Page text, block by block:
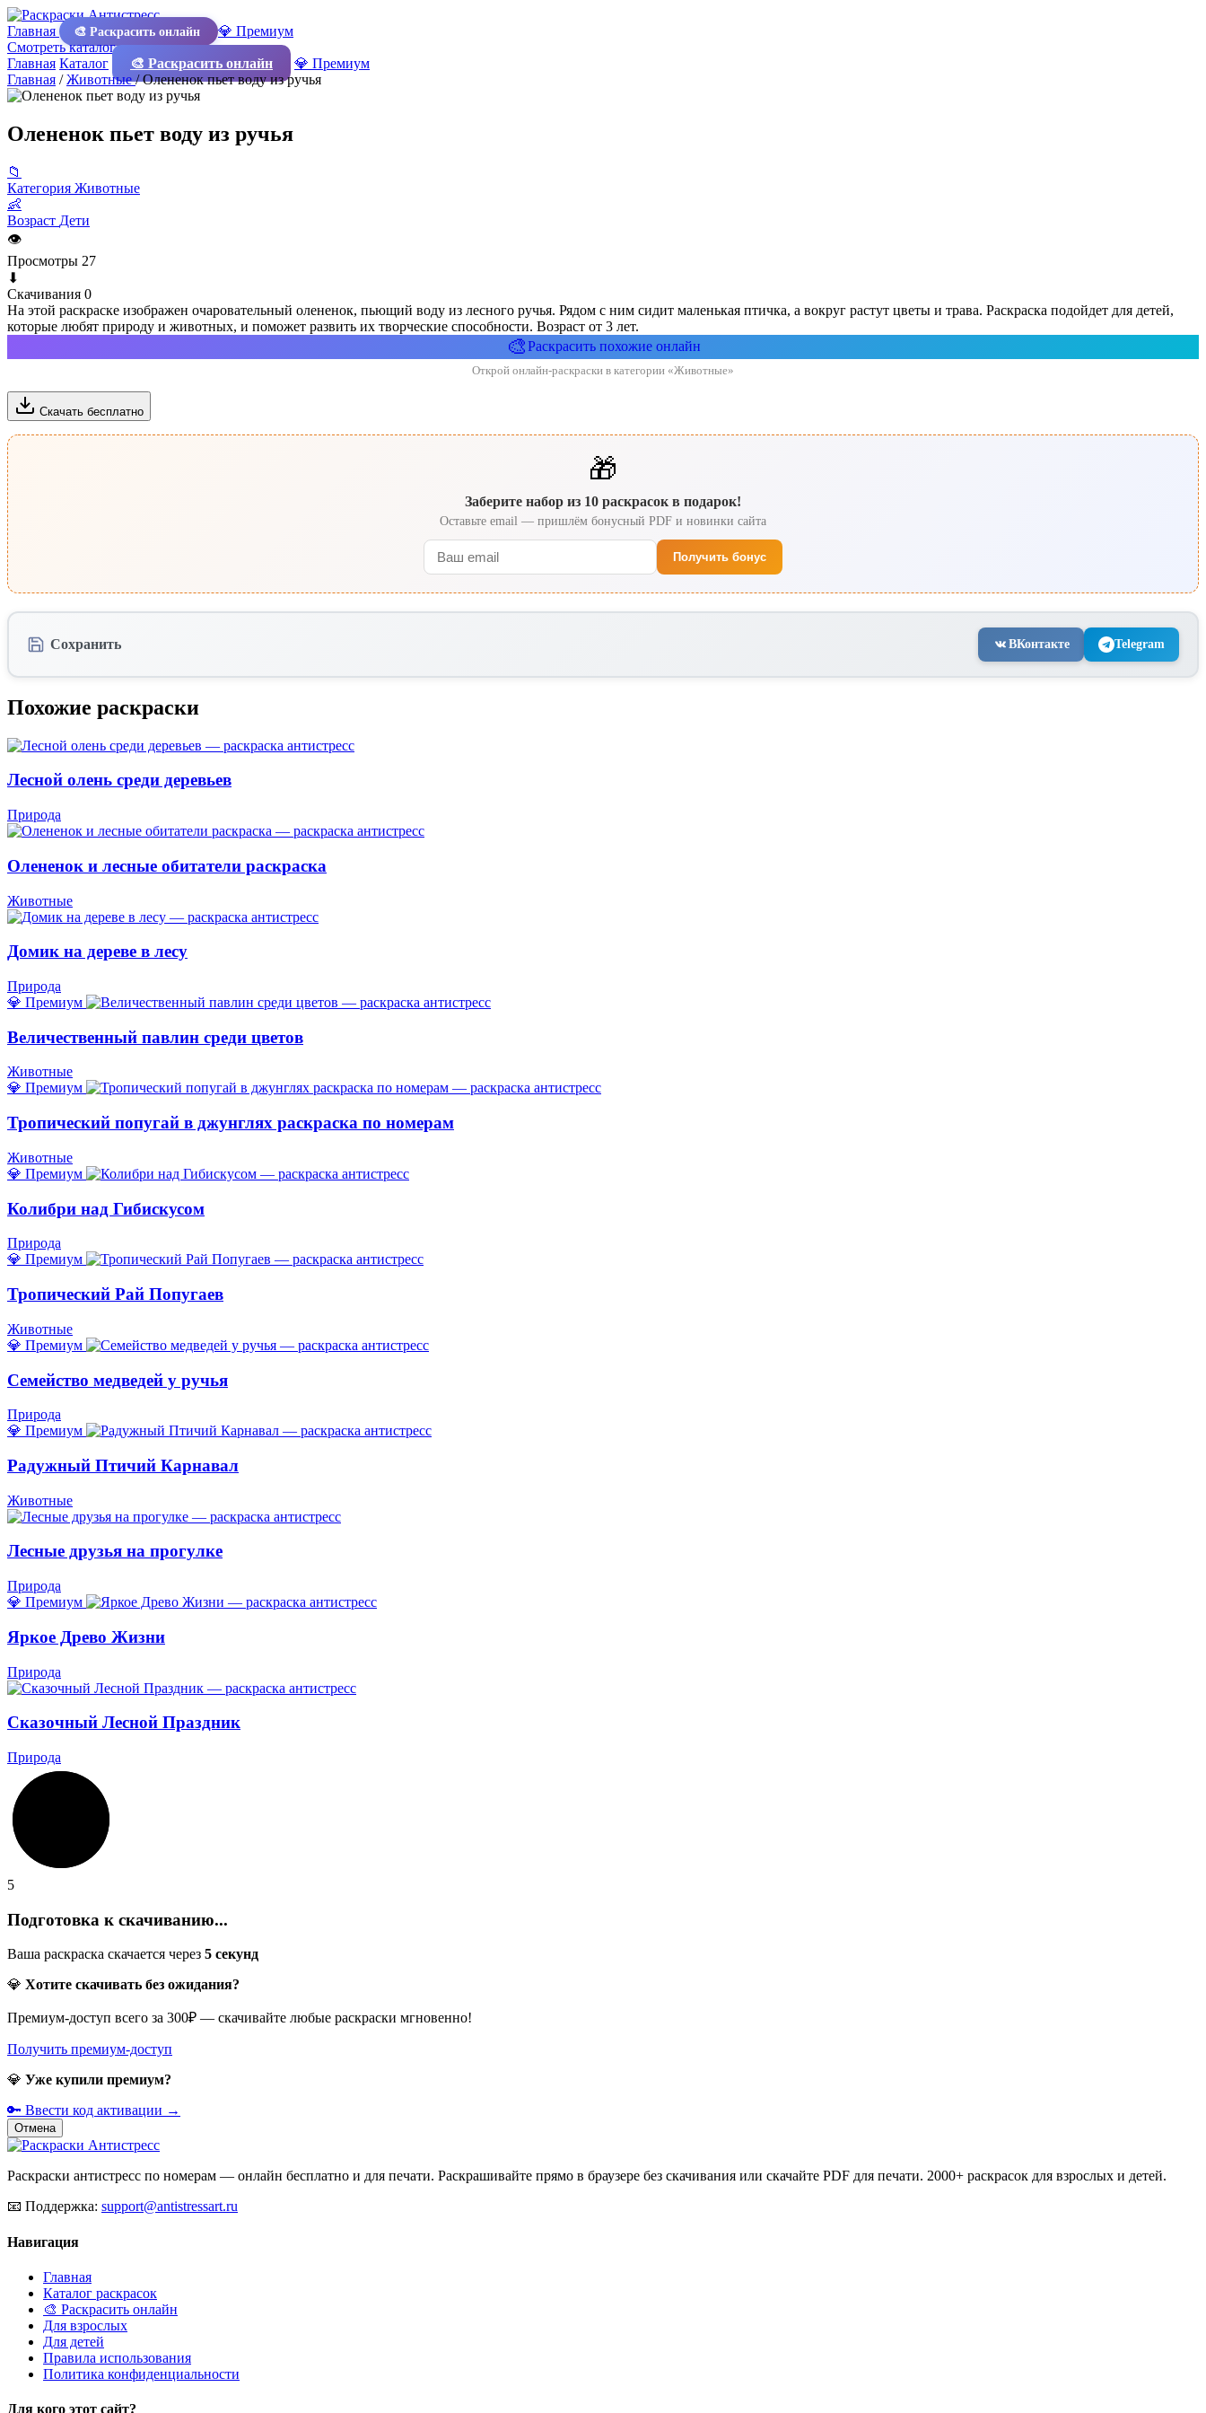
Главная 🎨 Раскрасить онлайн
💎 Премиум
Смотреть каталог
Главная Каталог 🎨 Раскрасить онлайн
💎 Премиум
Главная /Животные/Олененок пьет воду из ручья
Олененок пьет воду из ручья
📁
Категория Животные
👶
Возраст Дети
👁
Просмотры 27
⬇
Скачивания 0
На этой раскраске изображен очаровательный олененок, пьющий воду из лесного ручья. Рядом с ним сидит маленькая птичка, а вокруг растут цветы и трава. Раскраска подойдет для детей,
которые любят природу и животных, и поможет развить их творческие способности. Возраст от 3 лет.
🎨Раскрасить похожие онлайн
Открой онлайн-раскраски в категории «Животные»
Скачать бесплатно
🎁
Заберите набор из 10 раскрасок в подарок!
Оставьте email — пришлём бонусный PDF и новинки сайта
Получить бонус
Сохранить ВКонтакте Telegram
Похожие раскраски
Лесной олень среди деревьев
Природа
Олененок и лесные обитатели раскраска
Животные
Домик на дереве в лесу
Природа
💎 Премиум
Величественный павлин среди цветов
Животные
💎 Премиум
Тропический попугай в джунглях раскраска по номерам
Животные
💎 Премиум
Колибри над Гибискусом
Природа
💎 Премиум
Тропический Рай Попугаев
Животные
💎 Премиум
Семейство медведей у ручья
Природа
💎 Премиум
Радужный Птичий Карнавал
Животные
Лесные друзья на прогулке
Природа
💎 Премиум
Яркое Древо Жизни
Природа
Сказочный Лесной Праздник
Природа
5
Подготовка к скачиванию...
Ваша раскраска скачается через 5 секунд
💎 Хотите скачивать без ожидания?
Премиум-доступ всего за 300₽ — скачивайте любые раскраски мгновенно!
Получить премиум-доступ
💎 Уже купили премиум?
🔑 Ввести код активации →
Отмена
Раскраски антистресс по номерам — онлайн бесплатно и для печати. Раскрашивайте прямо в браузере без скачивания или скачайте PDF для печати. 2000+ раскрасок для взрослых и детей.
📧 Поддержка: support@antistressart.ru
Навигация
Главная
Каталог раскрасок
🎨 Раскрасить онлайн
Для взрослых
Для детей
Правила использования
Политика конфиденциальности
Для кого этот сайт?